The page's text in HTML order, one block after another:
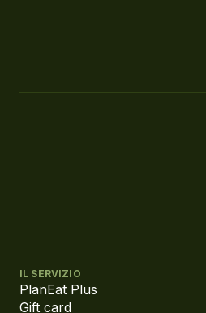
IL SERVIZIO
PlanEat Plus
Gift card